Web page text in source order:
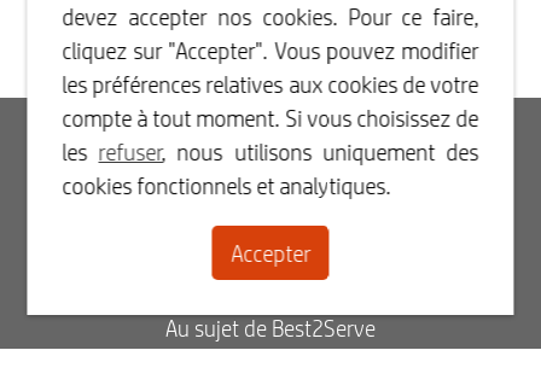
Connexion
Contact
Au sujet de Best2Serve
devez accepter nos cookies. Pour ce faire,
cliquez sur "Accepter". Vous pouvez modifier
les préférences relatives aux cookies de votre
compte à tout moment. Si vous choisissez de
les refuser, nous utilisons uniquement des
cookies fonctionnels et analytiques.
Accepter